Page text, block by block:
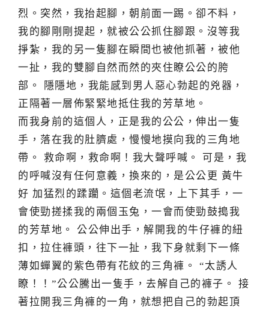
烈。突然，我抬起腳，朝前面一踢。卻不料，
我的腳剛剛提起，就被公公抓住腳跟。沒等我
掙紮，我的另一隻腳在瞬間也被他抓著，被他
一扯，我的雙腳自然而然的夾住瞭公公的胯
部。 隱隱地，我能感到男人惡心勃起的兇器，
正隔著一層佈緊緊地抵住我的芳草地。
而我身前的這個人，正是我的公公，伸出一隻
手，落在我的肚臍處，慢慢地摸向我的三角地
帶。 救命啊，救命啊！我大聲呼喊。 可是，我
的呼喊沒有任何意義，換來的，是公公更 黃牛
好 加猛烈的蹂躪。這個老流氓，上下其手，一
會使勁搓揉我的兩個玉兔，一會而使勁鼓搗我
的芳草地。 公公伸出手，解開我的牛仔褲的紐
扣，拉住褲頭，往下一扯，我下身就剩下一條
薄如蟬翼的紫色帶有花紋的三角褲。 “太誘人
瞭！！”公公騰出一隻手，去解自己的褲子。 接
著拉開我三角褲的一角，就想把自己的勃起頂